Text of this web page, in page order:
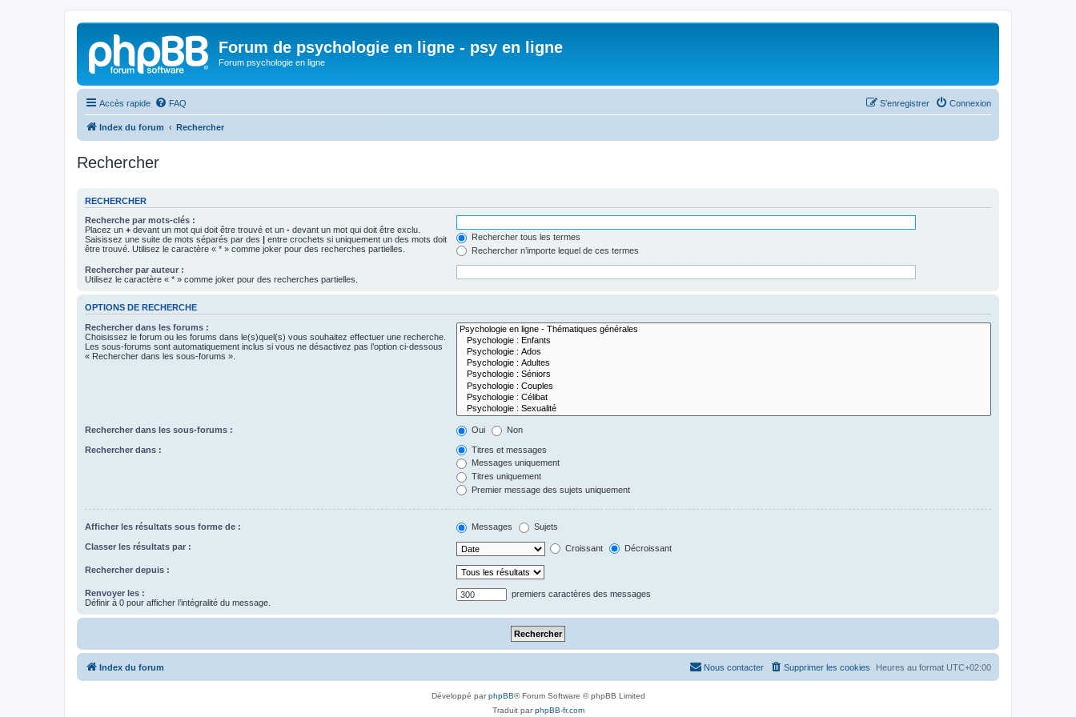
Forum de psychologie en ligne - psy en ligne
Forum psychologie en ligne
Accès rapide FAQ Connexion
S’enregistrer
Index du forum Rechercher
Rechercher
RECHERCHER
Recherche par mots-clés :
Placez un + devant un mot qui doit être trouvé et un - devant un mot qui doit être exclu.
Saisissez une suite de mots séparés par des | entre crochets si uniquement un des mots doit
être trouvé. Utilisez le caractère « * » comme joker pour des recherches partielles.
Rechercher tous les termes
Rechercher n’importe lequel de ces termes
Rechercher par auteur :
Utilisez le caractère « * » comme joker pour des recherches partielles.
OPTIONS DE RECHERCHE
Rechercher dans les forums :
Choisissez le forum ou les forums dans le(s)quel(s) vous souhaitez effectuer une recherche.
Les sous-forums sont automatiquement inclus si vous ne désactivez pas l’option ci-dessous
« Rechercher dans les sous-forums ».
Rechercher dans les sous-forums : Oui Non
Rechercher dans :
Titres et messages
Messages uniquement
Titres uniquement
Premier message des sujets uniquement
Afficher les résultats sous forme de : Messages Sujets
Classer les résultats par : Croissant Décroissant
Rechercher depuis :
Renvoyer les :
Définir à 0 pour afficher l’intégralité du message.
premiers caractères des messages
Index du forum Heures au format UTC+02:00
Supprimer les cookies
Nous contacter
Développé parphpBB® Forum Software © phpBB Limited
Traduit parphpBB-fr.com